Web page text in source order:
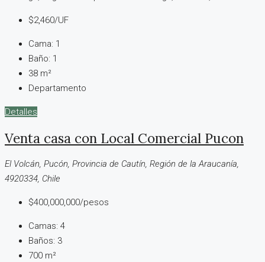
$2,460/UF
Cama: 1
Baño: 1
38 m²
Departamento
Detalles
Venta casa con Local Comercial Pucon
El Volcán, Pucón, Provincia de Cautín, Región de la Araucanía,
4920334, Chile
$400,000,000/pesos
Camas: 4
Baños: 3
700 m²